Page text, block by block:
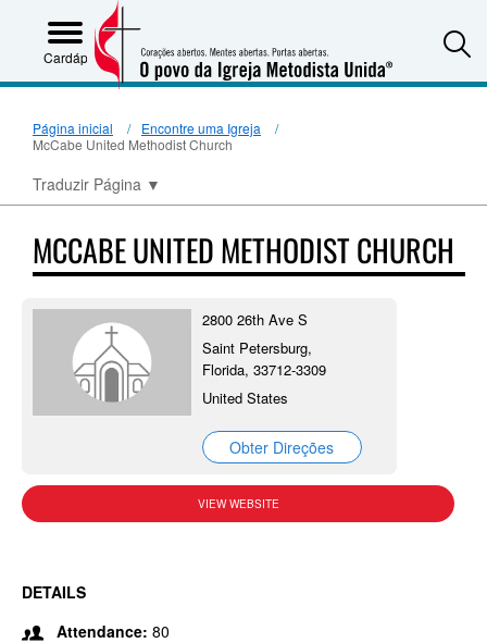
Cardápio
Página inicial
Encontre uma Igreja
McCabe United Methodist Church
Traduzir Página ▼
MCCABE UNITED METHODIST CHURCH
2800 26th Ave S
Saint Petersburg,
Florida, 33712-3309
United States
Obter Direções
VIEW WEBSITE
DETAILS
Attendance: 80